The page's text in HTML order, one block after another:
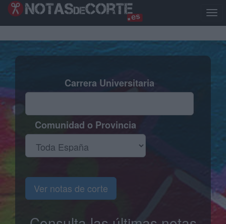
Pasar
Carrera Universitaria
Comunidad o Provincia
Ver notas de corte